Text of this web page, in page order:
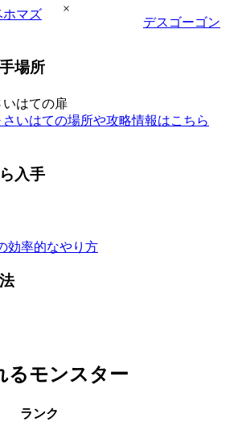
ホマズ
×
デスゴーゴン
場所
いはての扉
いはての場所や攻略情報はこちら
入手
効率的なやり方
るモンスター
ランク